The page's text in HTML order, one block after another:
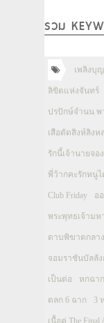
รวม
เพลิงบุญ
ลิขิตแห่งจันทร์
ปรปักษ์จำนน พ
เสือตัดสิงห์ลิงห
รักนี้เจ้านายจอง
พี่ว้ากคะรักหนูไ
Club Friday อ
พระพุทธเจ้ามห
ดาบพิฆาตกลา
จอมราชันบัลลั
เป็นต่อ หกฉา
ตลก 6 ฉาก 3
เนื้อคู่ The Final